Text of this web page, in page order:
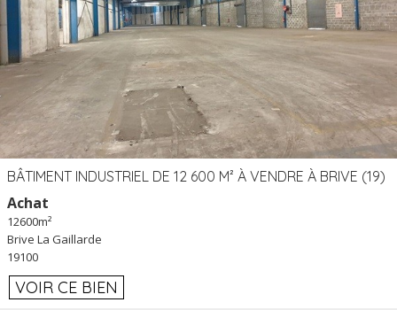
BÂTIMENT INDUSTRIEL DE 12 600 M² À VENDRE À BRIVE (19)
Achat
12600m²
Brive La Gaillarde
19100
VOIR CE BIEN